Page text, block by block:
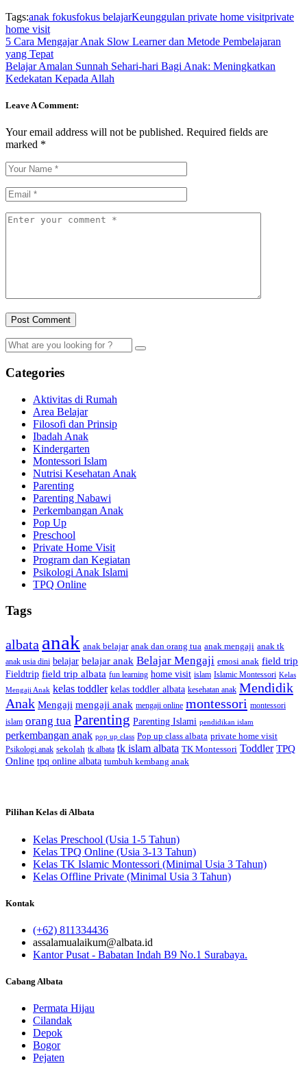
Tags:anak fokusfokus belajarKeunggulan private home visitprivate
home visit
5 Cara Mengajar Anak Slow Learner dan Metode Pembelajaran
yang Tepat
Belajar Amalan Sunnah Sehari-hari Bagi Anak: Meningkatkan
Kedekatan Kepada Allah
Leave A Comment:
Your email address will not be published. Required fields are
marked *
Categories
Aktivitas di Rumah
Area Belajar
Filosofi dan Prinsip
Ibadah Anak
Kindergarten
Montessori Islam
Nutrisi Kesehatan Anak
Parenting
Parenting Nabawi
Perkembangan Anak
Pop Up
Preschool
Private Home Visit
Program dan Kegiatan
Psikologi Anak Islami
TPQ Online
Tags
albata anak anak belajar anak dan orang tua anak mengaji anak tk
anak usia dini belajar belajar anak Belajar Mengaji emosi anak field trip
Fieldtrip field trip albata fun learning home visit islam Islamic Montessori Kelas
Mengaji Anak kelas toddler kelas toddler albata kesehatan anak Mendidik
Anak Mengaji mengaji anak mengaji online montessori montessori
islam orang tua Parenting Parenting Islami pendidikan islam
perkembangan anak pop up class Pop up class albata private home visit
Psikologi anak sekolah tk albata tk islam albata TK Montessori Toddler TPQ
Online tpq online albata tumbuh kembang anak
Pilihan Kelas di Albata
Kelas Preschool (Usia 1-5 Tahun)
Kelas TPQ Online (Usia 3-13 Tahun)
Kelas TK Islamic Montessori (Minimal Usia 3 Tahun)
Kelas Offline Private (Minimal Usia 3 Tahun)
Kontak
(+62) 811334436
assalamualaikum@albata.id
Kantor Pusat - Babatan Indah B9 No.1 Surabaya.
Cabang Albata
Permata Hijau
Cilandak
Depok
Bogor
Pejaten